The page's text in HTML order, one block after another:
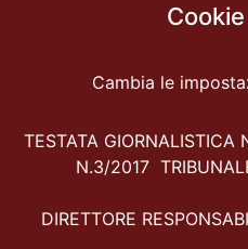
Cambia le
TESTATA GIORNALISTICA
N.3/2017
DIRETTORE